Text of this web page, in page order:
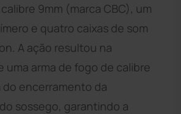
9mm (marca CBC), um
e quatro caixas de som
A ação resultou na
uma arma de fogo de calibre
encerramento da
sossego, garantindo a